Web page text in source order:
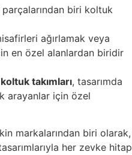
biri koltuk
ağırlamak veya
en özel alanlardan biridir
takımları, tasarımda
arayanlar için özel
markalarından biri olarak,
her zevke hitap